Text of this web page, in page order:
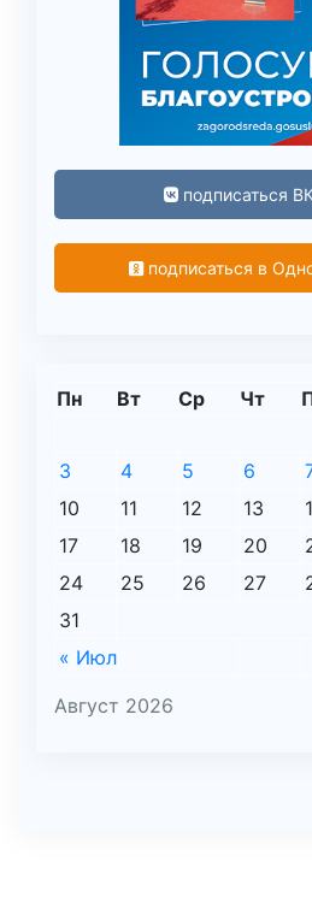
подписаться
подписаться в
Август 2026
Пн Вт Ср Чт
« Июл
3
4 5 6
10
11 12 13
17
18 19 20
24
25 26 27
31